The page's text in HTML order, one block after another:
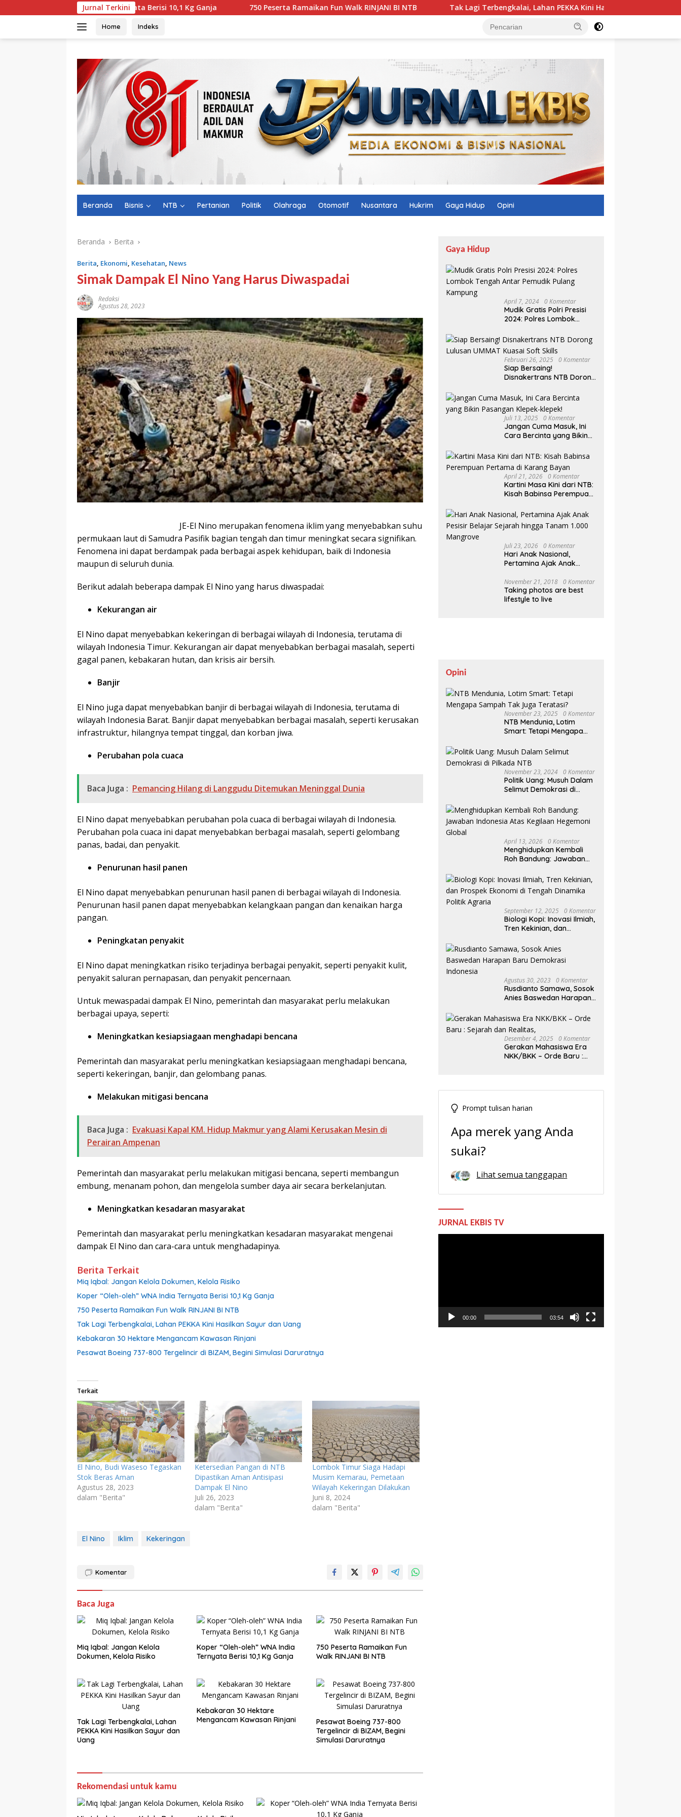
ke
Jurnal Terkini
WNA India Ternyata Berisi 10,1 Kg Ganja 750 Peserta Ramaikan Fun Walk RINJANI BI NTB Tak Lagi Terbengkalai, Lahan PEKKA Kini Hasilkan Sayur dan Uang
Home Indeks
Beranda Bisnis NTB Pertanian Politik Olahraga Otomotif Nusantara Hukrim Gaya Hidup Opini
Beranda Berita
Berita, Ekonomi, Kesehatan, News
Simak Dampak El Nino Yang Harus Diwaspadai
Redaksi
Agustus 28, 2023
JE-El Nino merupakan fenomena iklim yang menyebabkan suhu
permukaan laut di Samudra Pasifik bagian tengah dan timur meningkat secara signifikan.
Fenomena ini dapat berdampak pada berbagai aspek kehidupan, baik di Indonesia
maupun di seluruh dunia.
Berikut adalah beberapa dampak El Nino yang harus diwaspadai:
Kekurangan air
El Nino dapat menyebabkan kekeringan di berbagai wilayah di Indonesia, terutama di
wilayah Indonesia Timur. Kekurangan air dapat menyebabkan berbagai masalah, seperti
gagal panen, kebakaran hutan, dan krisis air bersih.
Banjir
El Nino juga dapat menyebabkan banjir di berbagai wilayah di Indonesia, terutama di
wilayah Indonesia Barat. Banjir dapat menyebabkan berbagai masalah, seperti kerusakan
infrastruktur, hilangnya tempat tinggal, dan korban jiwa.
Perubahan pola cuaca
Baca Juga : Pemancing Hilang di Langgudu Ditemukan Meninggal Dunia
El Nino dapat menyebabkan perubahan pola cuaca di berbagai wilayah di Indonesia.
Perubahan pola cuaca ini dapat menyebabkan berbagai masalah, seperti gelombang
panas, badai, dan penyakit.
Penurunan hasil panen
El Nino dapat menyebabkan penurunan hasil panen di berbagai wilayah di Indonesia.
Penurunan hasil panen dapat menyebabkan kelangkaan pangan dan kenaikan harga
pangan.
Peningkatan penyakit
El Nino dapat meningkatkan risiko terjadinya berbagai penyakit, seperti penyakit kulit,
penyakit saluran pernapasan, dan penyakit pencernaan.
Untuk mewaspadai dampak El Nino, pemerintah dan masyarakat perlu melakukan
berbagai upaya, seperti:
Meningkatkan kesiapsiagaan menghadapi bencana
Pemerintah dan masyarakat perlu meningkatkan kesiapsiagaan menghadapi bencana,
seperti kekeringan, banjir, dan gelombang panas.
Melakukan mitigasi bencana
Baca Juga : Evakuasi Kapal KM. Hidup Makmur yang Alami Kerusakan Mesin di
Perairan Ampenan
Pemerintah dan masyarakat perlu melakukan mitigasi bencana, seperti membangun
embung, menanam pohon, dan mengelola sumber daya air secara berkelanjutan.
Meningkatkan kesadaran masyarakat
Pemerintah dan masyarakat perlu meningkatkan kesadaran masyarakat mengenai
dampak El Nino dan cara-cara untuk menghadapinya.
Berita Terkait
Miq Iqbal: Jangan Kelola Dokumen, Kelola Risiko
Koper “Oleh-oleh” WNA India Ternyata Berisi 10,1 Kg Ganja
750 Peserta Ramaikan Fun Walk RINJANI BI NTB
Tak Lagi Terbengkalai, Lahan PEKKA Kini Hasilkan Sayur dan Uang
Kebakaran 30 Hektare Mengancam Kawasan Rinjani
Pesawat Boeing 737-800 Tergelincir di BIZAM, Begini Simulasi Daruratnya
Terkait
El Nino, Budi Waseso Tegaskan
Stok Beras Aman
Agustus 28, 2023
dalam "Berita"
Ketersedian Pangan di NTB
Dipastikan Aman Antisipasi
Dampak El Nino
Juli 26, 2023
dalam "Berita"
Lombok Timur Siaga Hadapi
Musim Kemarau, Pemetaan
Wilayah Kekeringan Dilakukan
Juni 8, 2024
dalam "Berita"
El Nino Iklim Kekeringan
Komentar
Baca Juga
Miq Iqbal: Jangan Kelola
Dokumen, Kelola Risiko
Koper “Oleh-oleh” WNA India
Ternyata Berisi 10,1 Kg Ganja
750 Peserta Ramaikan Fun
Walk RINJANI BI NTB
Tak Lagi Terbengkalai, Lahan
PEKKA Kini Hasilkan Sayur dan
Uang
Kebakaran 30 Hektare
Mengancam Kawasan Rinjani
Pesawat Boeing 737-800
Tergelincir di BIZAM, Begini
Simulasi Daruratnya
Rekomendasi untuk kamu
Gaya Hidup
April 7, 2024 0 Komentar
Mudik Gratis Polri Presisi
2024: Polres Lombok
Pulang Kampung
Februari 26, 2025 0 Komentar
Siap Bersaing!
Disnakertrans NTB Dorong
Soft Skills
Juli 13, 2025 0 Komentar
Jangan Cuma Masuk, Ini
Cara Bercinta yang Bikin
April 21, 2026 0 Komentar
Kartini Masa Kini dari NTB:
Kisah Babinsa Perempuan
Juli 23, 2026 0 Komentar
Hari Anak Nasional,
Pertamina Ajak Anak
hingga Tanam 1.000
Mangrove
November 21, 2018 0 Komentar
Taking photos are best
lifestyle to live
Opini
November 23, 2025 0 Komentar
NTB Mendunia, Lotim
Smart: Tetapi Mengapa
Teratasi?
November 23, 2024 0 Komentar
Politik Uang: Musuh Dalam
Selimut Demokrasi di
April 13, 2026 0 Komentar
Menghidupkan Kembali
Roh Bandung: Jawaban
Hegemoni Global
September 12, 2025 0 Komentar
Biologi Kopi: Inovasi Ilmiah,
Tren Kekinian, dan
Tengah Dinamika Politik
Agraria
Agustus 30, 2023 0 Komentar
Rusdianto Samawa, Sosok
Anies Baswedan Harapan
Desember 4, 2025 0 Komentar
Gerakan Mahasiswa Era
NKK/BKK – Orde Baru :
Prompt tulisan harian
Apa merek yang Anda
sukai?
Lihat semua tanggapan
JURNAL EKBIS TV
00:00 03:54